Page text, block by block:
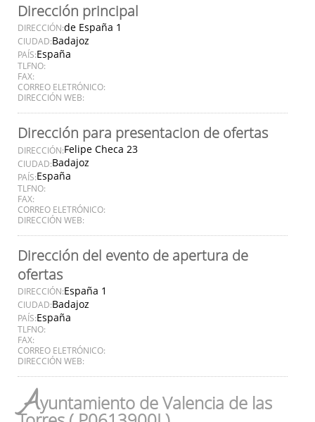
Dirección principal
DIRECCIÓN:de España 1
CIUDAD:Badajoz
PAÍS:España
TLFNO:
FAX:
CORREO ELETRÓNICO:
DIRECCIÓN WEB:
Dirección para presentacion de ofertas
DIRECCIÓN:Felipe Checa 23
CIUDAD:Badajoz
PAÍS:España
TLFNO:
FAX:
CORREO ELETRÓNICO:
DIRECCIÓN WEB:
Dirección del evento de apertura de
ofertas
DIRECCIÓN:España 1
CIUDAD:Badajoz
PAÍS:España
TLFNO:
FAX:
CORREO ELETRÓNICO:
DIRECCIÓN WEB:
Ayuntamiento de Valencia de las